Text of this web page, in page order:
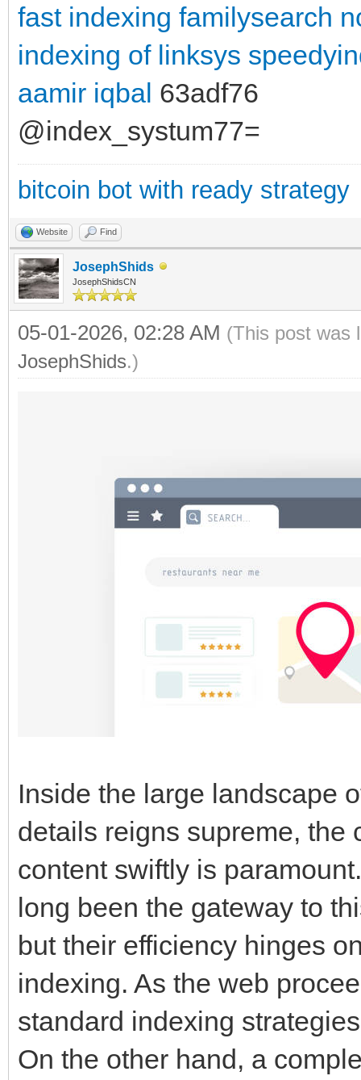
fast indexing familysearch
indexing of linksys
aamir iqbal 63adf76
@index_systum77=
bitcoin bot with ready strategy
Website Find
JosephShids
JosephShidsCN
05-01-2026, 02:28 AM (This post was
JosephShids.)
Inside the large landscape
details reigns supreme, the
content swiftly is
long been the gateway to
but their efficiency hinges
indexing. As the web
standard indexing
On the other hand, a